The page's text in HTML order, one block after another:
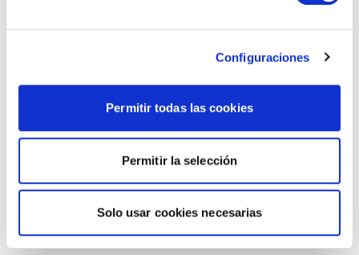
Configuraciones
Permitir todas las cookies
Permitir la selección
Solo usar cookies necesarias